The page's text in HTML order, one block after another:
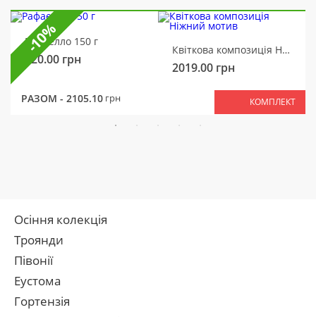
Рафаелло 150 г
320.00 грн
Квіткова композиція Ніжний мотив
2019.00 грн
РАЗОМ - 2105.10 грн КОМПЛЕКТ
-10%
Осіння колекція
Троянди
Півонії
Еустома
Гортензія